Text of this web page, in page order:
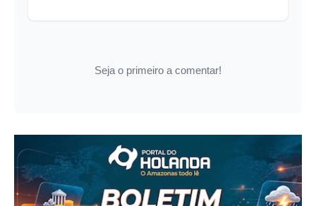
Seja o primeiro a comentar!